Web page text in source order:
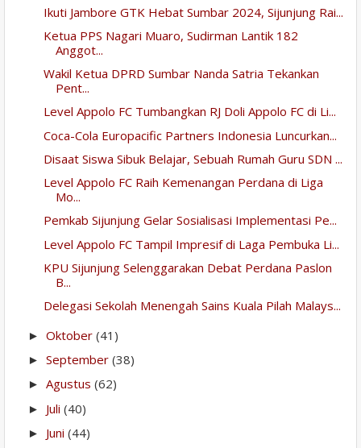
Ikuti Jambore GTK Hebat Sumbar 2024, Sijunjung Rai...
Ketua PPS Nagari Muaro, Sudirman Lantik 182
Anggot...
Wakil Ketua DPRD Sumbar Nanda Satria Tekankan
Pent...
Level Appolo FC Tumbangkan RJ Doli Appolo FC di Li...
Coca-Cola Europacific Partners Indonesia Luncurkan...
Disaat Siswa Sibuk Belajar, Sebuah Rumah Guru SDN ...
Level Appolo FC Raih Kemenangan Perdana di Liga
Mo...
Pemkab Sijunjung Gelar Sosialisasi Implementasi Pe...
Level Appolo FC Tampil Impresif di Laga Pembuka Li...
KPU Sijunjung Selenggarakan Debat Perdana Paslon
B...
Delegasi Sekolah Menengah Sains Kuala Pilah Malays...
► Oktober (41)
► September (38)
► Agustus (62)
► Juli (40)
► Juni (44)